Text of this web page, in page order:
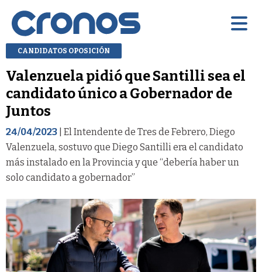
CANDIDATOS OPOSICIÓN
Valenzuela pidió que Santilli sea el
candidato único a Gobernador de
Juntos
24/04/2023 | El Intendente de Tres de Febrero, Diego
Valenzuela, sostuvo que Diego Santilli era el candidato
más instalado en la Provincia y que “debería haber un
solo candidato a gobernador”